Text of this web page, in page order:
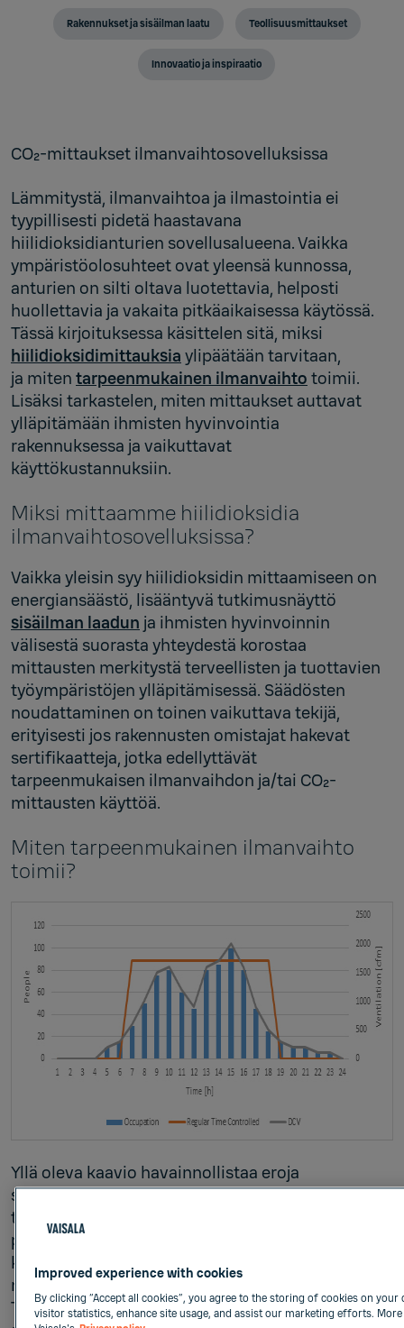
Rakennukset ja sisäilman laatu Teollisuusmittaukset
Innovaatio ja inspiraatio
CO₂-mittaukset ilmanvaihtosovelluksissa
Lämmitystä, ilmanvaihtoa ja ilmastointia ei
tyypillisesti pidetä haastavana
hiilidioksidianturien sovellusalueena. Vaikka
ympäristöolosuhteet ovat yleensä kunnossa,
anturien on silti oltava luotettavia, helposti
huollettavia ja vakaita pitkäaikaisessa käytössä.
Tässä kirjoituksessa käsittelen sitä, miksi
hiilidioksidimittauksia ylipäätään tarvitaan,
ja miten tarpeenmukainen ilmanvaihto toimii.
Lisäksi tarkastelen, miten mittaukset auttavat
ylläpitämään ihmisten hyvinvointia
rakennuksessa ja vaikuttavat
käyttökustannuksiin.
Miksi mittaamme hiilidioksidia
ilmanvaihtosovelluksissa?
Vaikka yleisin syy hiilidioksidin mittaamiseen on
energiansäästö, lisääntyvä tutkimusnäyttö
sisäilman laadun ja ihmisten hyvinvoinnin
välisestä suorasta yhteydestä korostaa
mittausten merkitystä terveellisten ja tuottavien
työympäristöjen ylläpitämisessä. Säädösten
noudattaminen on toinen vaikuttava tekijä,
erityisesti jos rakennusten omistajat hakevat
sertifikaatteja, jotka edellyttävät
tarpeenmukaisen ilmanvaihdon ja/tai CO₂-
mittausten käyttöä.
Miten tarpeenmukainen ilmanvaihto
toimii?
Yllä oleva kaavio havainnollistaa eroja
säännöllisen aikaohjatun ilmanvaihdon ja
tarpeenmukaisen ilmanvaihdon välillä. Siniset
palkit osoittavat tilan, kuten toimiston,
käyttöasteen päivän aikana, kun taas oranssi viiva
näyttää, miten aikaohjattu ilmanvaihto toimii.
Tässä tapauksessa ilmanvaihto on energian
Improved experience with cookies
By clicking “Accept all cookies”, you agree to the storing of cookies on your
visitor statistics, enhance site usage, and assist our marketing efforts.